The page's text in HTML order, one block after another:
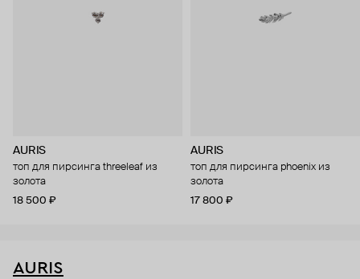
AURIS
топ для пирсинга threeleaf из
золота
18 500 ₽
AURIS
топ для пирсинга phoenix из
золота
17 800 ₽
AURIS